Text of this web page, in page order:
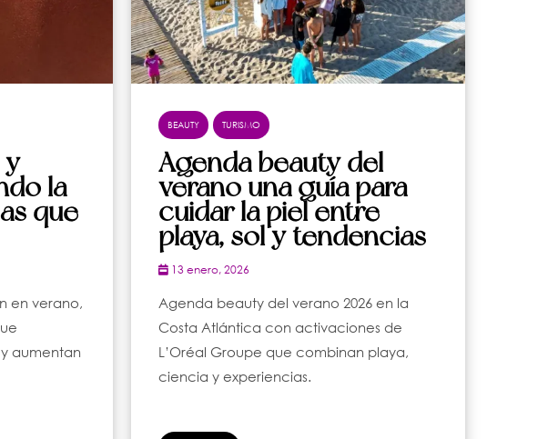
y
la
que
en verano,
aumentan
BEAUTY TURISMO
Agenda beauty del
verano una guía para
cuidar la piel entre
playa, sol y tendencias
13 enero, 2026
Agenda beauty del verano 2026 en la
Costa Atlántica con activaciones de
L’Oréal Groupe que combinan playa,
ciencia y experiencias.